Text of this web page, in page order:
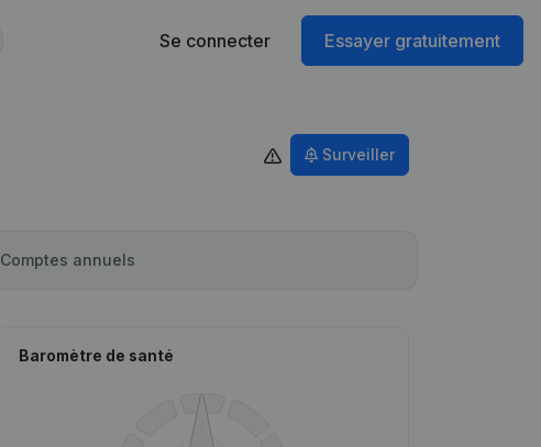
Se connecter Essayer gratuitement
Surveiller
Comptes annuels
Baromètre de santé